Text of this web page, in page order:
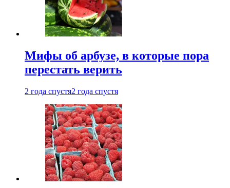
Мифы об арбузе, в которые пора
перестать верить
2 года спустя2 года спустя